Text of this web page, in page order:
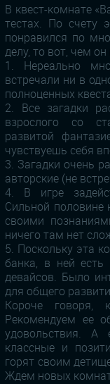
В квест-комнате
тестах. По счету
понравился по
делу, то вот, чем
1. Нереально
встречали ни в
полноценных
2. Все загадки
взрослого со
развитой
чувствуешь себя
3. Загадки очень
авторские (не
4. В игре
Сильной половине
своими
ничего там нет
5. Поскольку эта
банка, в ней есть
девайсов. Было
для общего
Короче говоря,
Рекомендуем ее
удовольствия.
классные и
горят своим
Ждем новых